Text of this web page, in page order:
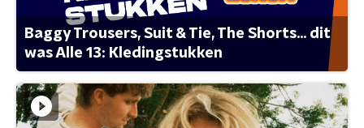
Baggy Trousers, Suit & Tie, The Shorts... dit
was Alle 13: Kledingstukken